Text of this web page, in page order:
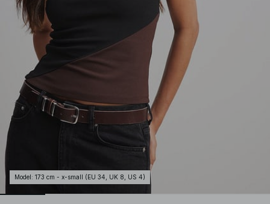
Model : 173 cm - x-small (EU 34, UK 8, US 4)